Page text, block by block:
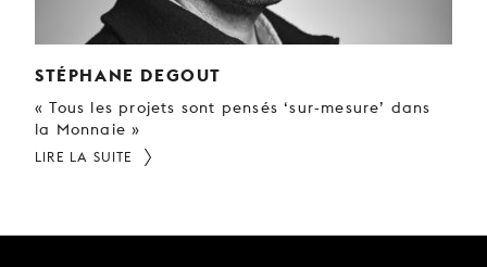
STÉPHANE DEGOUT
« Tous les projets sont pensés ‘sur-mesure’ dans
la Monnaie »
LIRE LA SUITE